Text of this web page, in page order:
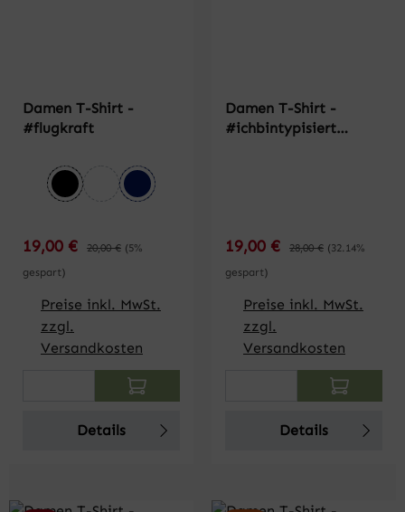
Damen T-Shirt -
#flugkraft
Farbeauswählen
schwarzweiß dunkelblau
Verkaufspreis:
19,00 € Regulärer Preis:
20,00 € (5%
gespart)
Preise inkl. MwSt.
zzgl.
Versandkosten
Produkt Anzahl: Gib den gewünschten
Details
Damen T-Shirt -
#ichbintypisiert
Verkaufspreis:
19,00 € Regulärer Preis:
28,00 € (32.14%
gespart)
Preise inkl. MwSt.
zzgl.
Versandkosten
Produkt Anzahl:
Details